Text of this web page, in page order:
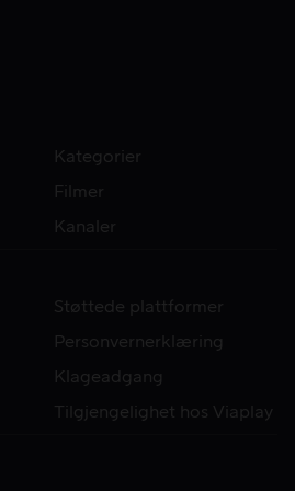
Kategorier
Filmer
Kanaler
Støttede plattformer
Personvernerklæring
Klageadgang
Tilgjengelighet hos Viaplay